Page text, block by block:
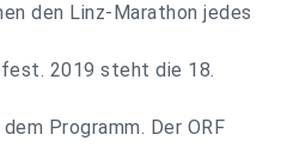
den Linz-Marathon jedes
2019 steht die 18.
Programm. Der ORF